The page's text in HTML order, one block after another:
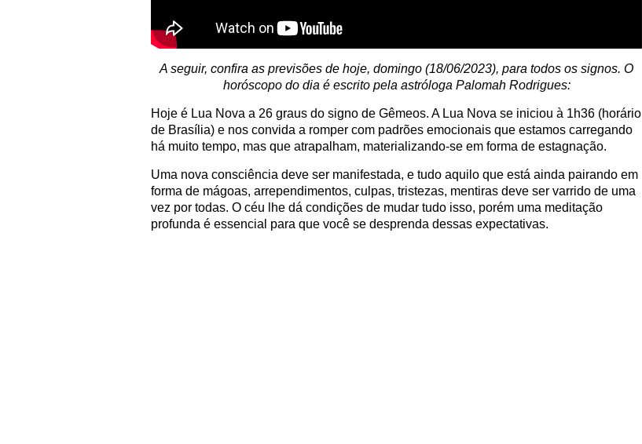
A seguir, confira as previsões de hoje, domingo (18/06/2023), para todos os signos. O
horóscopo do dia é escrito pela astróloga Palomah Rodrigues:
Hoje é Lua Nova a 26 graus do signo de Gêmeos. A Lua Nova se iniciou à 1h36 (horário
de Brasília) e nos convida a romper com padrões emocionais que estamos carregando
há muito tempo, mas que atrapalham, materializando-se em forma de estagnação.
Uma nova consciência deve ser manifestada, e tudo aquilo que está ainda pairando em
forma de mágoas, arrependimentos, culpas, tristezas, mentiras deve ser varrido de uma
vez por todas. O céu lhe dá condições de mudar tudo isso, porém uma meditação
profunda é essencial para que você se desprenda dessas expectativas.